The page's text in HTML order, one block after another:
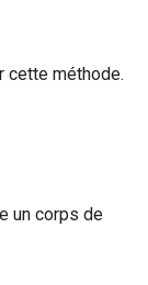
cette méthode.
un corps de